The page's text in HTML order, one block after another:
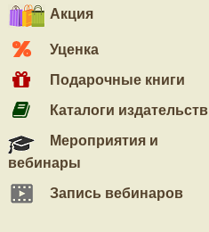
Акция
Уценка
Подарочные книги
Каталоги издательств
Мероприятия и
вебинары
Запись вебинаров